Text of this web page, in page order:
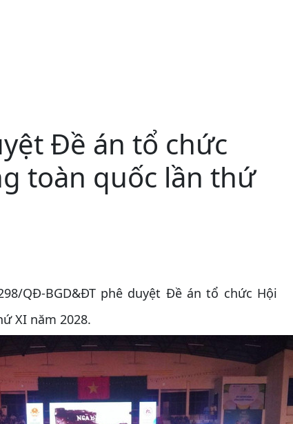
Đề án tổ chức
toàn quốc lần thứ
QĐ-BGD&ĐT phê duyệt Đề án tổ chức Hội
XI năm 2028.